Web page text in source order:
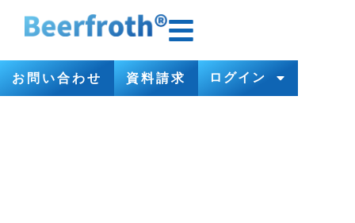
お問い合わせ 資料請求 ログイン